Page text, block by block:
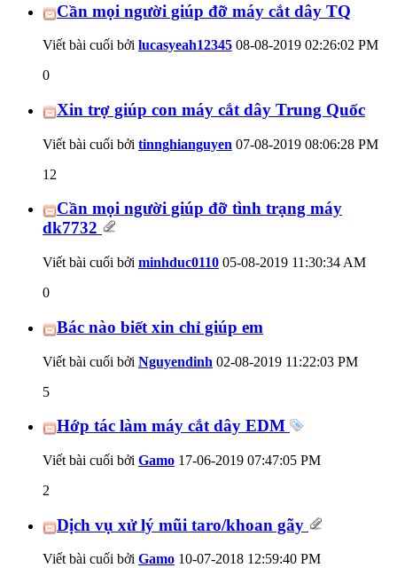
Cần mọi người giúp đỡ máy cắt dây TQ
Viết bài cuối bởi lucasyeah12345 08-08-2019 02:26:02 PM
0
Xin trợ giúp con máy cắt dây Trung Quốc
Viết bài cuối bởi tinnghianguyen 07-08-2019 08:06:28 PM
12
Cần mọi người giúp đỡ tình trạng máy
dk7732
Viết bài cuối bởi minhduc0110 05-08-2019 11:30:34 AM
0
Bác nào biết xin chỉ giúp em
Viết bài cuối bởi Nguyendinh 02-08-2019 11:22:03 PM
5
Hớp tác làm máy cắt dây EDM
Viết bài cuối bởi Gamo 17-06-2019 07:47:05 PM
2
Dịch vụ xử lý mũi taro/khoan gãy
Viết bài cuối bởi Gamo 10-07-2018 12:59:40 PM